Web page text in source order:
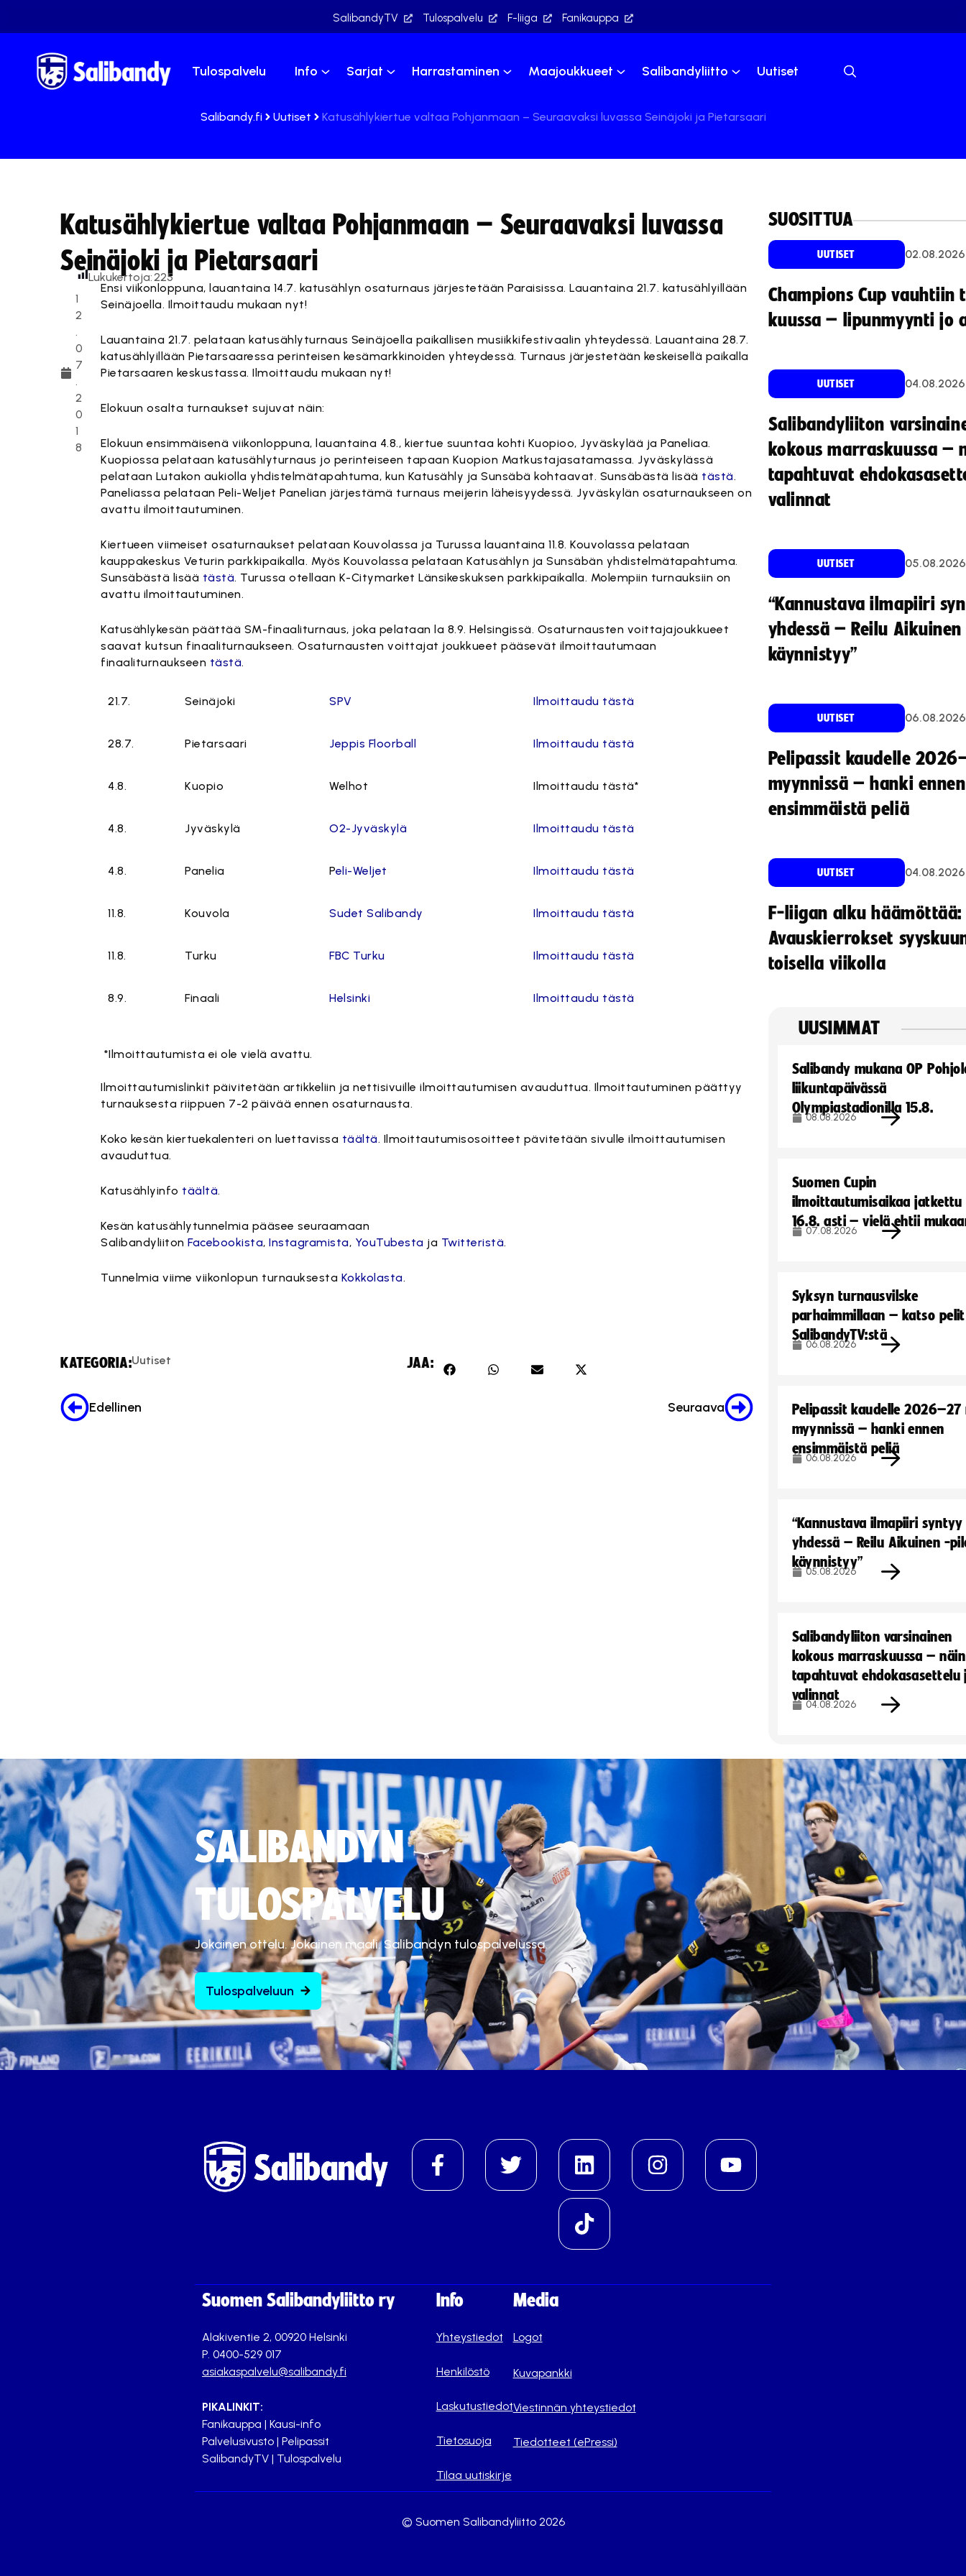
SalibandyTV Tulospalvelu F-liiga Fanikauppa
Tulospalvelu Info Sarjat Harrastaminen Maajoukkueet Salibandyliitto Uutiset
Salibandy.fi Uutiset Katusählykiertue valtaa Pohjanmaan – Seuraavaksi luvassa Seinäjoki ja Pietarsaari
Katusählykiertue valtaa Pohjanmaan – Seuraavaksi luvassa
Seinäjoki ja Pietarsaari
1
2
.
0
7
.
2
0
1
8
Lukukertoja:225
Ensi viikonloppuna, lauantaina 14.7. katusählyn osaturnaus järjestetään Paraisissa. Lauantaina 21.7. katusählyillään
Seinäjoella. Ilmoittaudu mukaan nyt!
Lauantaina 21.7. pelataan katusählyturnaus Seinäjoella paikallisen musiikkifestivaalin yhteydessä. Lauantaina 28.7.
katusählyillään Pietarsaaressa perinteisen kesämarkkinoiden yhteydessä. Turnaus järjestetään keskeisellä paikalla
Pietarsaaren keskustassa. Ilmoittaudu mukaan nyt!
Elokuun osalta turnaukset sujuvat näin:
Elokuun ensimmäisenä viikonloppuna, lauantaina 4.8., kiertue suuntaa kohti Kuopioo, Jyväskylää ja Paneliaa.
Kuopiossa pelataan katusählyturnaus jo perinteiseen tapaan Kuopion Matkustajasatamassa. Jyväskylässä
pelataan Lutakon aukiolla yhdistelmätapahtuma, kun Katusähly ja Sunsäbä kohtaavat. Sunsäbästä lisää tästä.
Paneliassa pelataan Peli-Weljet Panelian järjestämä turnaus meijerin läheisyydessä. Jyväskylän osaturnaukseen on
avattu ilmoittautuminen.
Kiertueen viimeiset osaturnaukset pelataan Kouvolassa ja Turussa lauantaina 11.8. Kouvolassa pelataan
kauppakeskus Veturin parkkipaikalla. Myös Kouvolassa pelataan Katusählyn ja Sunsäbän yhdistelmätapahtuma.
Sunsäbästä lisää tästä. Turussa otellaan K-Citymarket Länsikeskuksen parkkipaikalla. Molempiin turnauksiin on
avattu ilmoittautuminen.
Katusählykesän päättää SM-finaaliturnaus, joka pelataan la 8.9. Helsingissä. Osaturnausten voittajajoukkueet
saavat kutsun finaaliturnaukseen. Osaturnausten voittajat joukkueet pääsevät ilmoittautumaan
finaaliturnaukseen tästä.
21.7. Seinäjoki SPV Ilmoittaudu tästä
28.7. Pietarsaari Jeppis Floorball Ilmoittaudu tästä
4.8. Kuopio Welhot Ilmoittaudu tästä*
4.8. Jyväskylä O2-Jyväskylä Ilmoittaudu tästä
4.8. Panelia Peli-Weljet Ilmoittaudu tästä
11.8. Kouvola Sudet Salibandy Ilmoittaudu tästä
11.8. Turku FBC Turku Ilmoittaudu tästä
8.9. Finaali Helsinki Ilmoittaudu tästä
*Ilmoittautumista ei ole vielä avattu.
Ilmoittautumislinkit päivitetään artikkeliin ja nettisivuille ilmoittautumisen avauduttua. Ilmoittautuminen päättyy
turnauksesta riippuen 7-2 päivää ennen osaturnausta.
Koko kesän kiertuekalenteri on luettavissa täältä. Ilmoittautumisosoitteet pävitetään sivulle ilmoittautumisen
avauduttua.
Katusählyinfo täältä.
Kesän katusählytunnelmia pääsee seuraamaan
SalibandyliitonFacebookista,Instagramista, YouTubesta ja Twitteristä.
Tunnelmia viime viikonlopun turnauksesta Kokkolasta.
KATEGORIA:Uutiset JAA:
Edellinen Seuraava
SUOSITTUA
UUTISET 02.08.2026
Champions Cup vauhtiin
kuussa – lipunmyynti jo
UUTISET 04.08.2026
Salibandyliiton
kokous marraskuussa –
tapahtuvat
valinnat
UUTISET 05.08.2026
“Kannustava ilmapiiri
yhdessä – Reilu
käynnistyy”
UUTISET 06.08.2026
Pelipassit kaudelle
myynnissä – hanki ennen
ensimmäistä peliä
UUTISET 04.08.2026
F-liigan alku häämöttää:
Avauskierrokset
toisella viikolla
UUSIMMAT
Salibandy mukana OP
liikuntapäivässä
Olympiastadionilla 15.8.
08.08.2026
Suomen Cupin
ilmoittautumisaikaa jatkettu
16.8. asti – vielä ehtii
07.08.2026
Syksyn turnausvilske
parhaimmillaan – katso pelit
SalibandyTV:stä
06.08.2026
Pelipassit kaudelle
myynnissä – hanki ennen
ensimmäistä peliä
06.08.2026
“Kannustava ilmapiiri syntyy
yhdessä – Reilu Aikuinen -
käynnistyy”
05.08.2026
Salibandyliiton varsinainen
kokous marraskuussa – näin
tapahtuvat ehdokasasettelu
valinnat
04.08.2026
SALIBANDYN
TULOSPALVELU
Jokainen ottelu. Jokainen maali. Salibandyn tulospalvelussa.
Tulospalveluun
Suomen Salibandyliitto ry
Alakiventie 2, 00920 Helsinki
P. 0400-529 017
asiakaspalvelu@salibandy.fi
PIKALINKIT:
Fanikauppa | Kausi-info
Palvelusivusto | Pelipassit
SalibandyTV | Tulospalvelu
Info
Yhteystiedot
Henkilöstö
Laskutustiedot
Tietosuoja
Tilaa uutiskirje
Media
Logot
Kuvapankki
Viestinnän yhteystiedot
Tiedotteet (ePressi)
© Suomen Salibandyliitto 2026